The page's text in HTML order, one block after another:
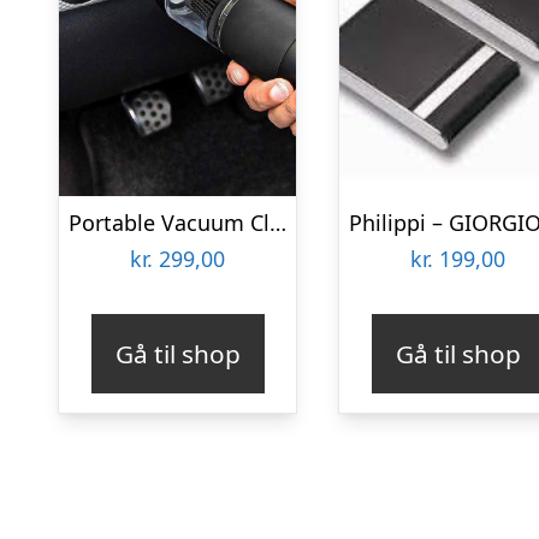
Portable Vacuum Cleaner
kr. 299,00
Gå til shop
kr. 199,00
Gå til shop